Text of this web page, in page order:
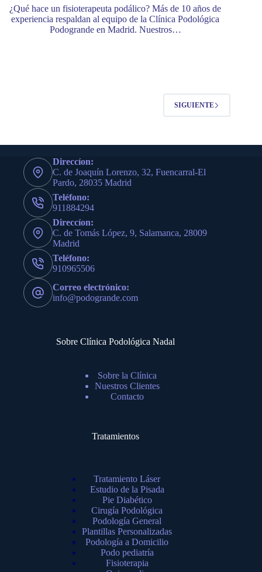
¿Qué hace un fisioterapeuta podálico? Más de 10 años de
experiencia respaldan al equipo de la Clínica Podológica
Podogrande en Madrid. Nuestros…
SIGUIENTE
Direccíon:
C. de Joaquín Lorenzo, 32, Fuencarral-El
Pardo, 28035 Madrid
Teléfono:
911884294
Direccíon:
C. de Tomás López, 9, Salamanca, 28009
Madrid
Teléfono:
910965506
Correo electrónico:
info@podogrande.com
Sobre Clínica Podológica Nadal
Sobre la Clínica
Nuestros Clientes
Contacto
Tratamientos
Tratamiento Láser
Estudio de la Pisada
Pie Diabético
Cirugía Podológica
Podología General
Plantillas Personalizadas
Podología a Domicilio
Podo pediatría
Fisioterapia